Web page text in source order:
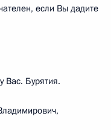
если Вы дадите
Вас. Бурятия.